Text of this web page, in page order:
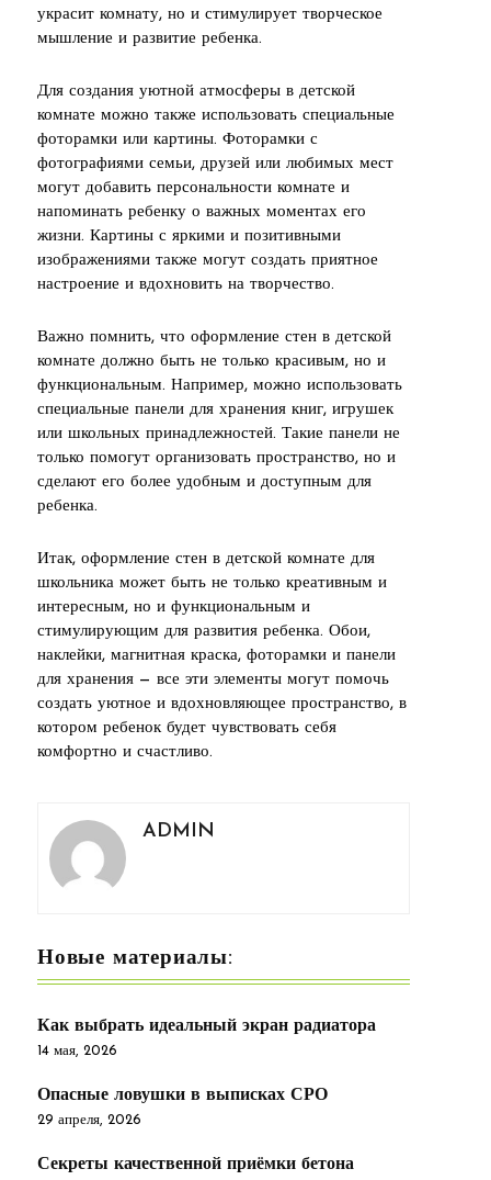
украсит комнату, но и стимулирует творческое
мышление и развитие ребенка.
Для создания уютной атмосферы в детской
комнате можно также использовать специальные
фоторамки или картины. Фоторамки с
фотографиями семьи, друзей или любимых мест
могут добавить персональности комнате и
напоминать ребенку о важных моментах его
жизни. Картины с яркими и позитивными
изображениями также могут создать приятное
настроение и вдохновить на творчество.
Важно помнить, что оформление стен в детской
комнате должно быть не только красивым, но и
функциональным. Например, можно использовать
специальные панели для хранения книг, игрушек
или школьных принадлежностей. Такие панели не
только помогут организовать пространство, но и
сделают его более удобным и доступным для
ребенка.
Итак, оформление стен в детской комнате для
школьника может быть не только креативным и
интересным, но и функциональным и
стимулирующим для развития ребенка. Обои,
наклейки, магнитная краска, фоторамки и панели
для хранения — все эти элементы могут помочь
создать уютное и вдохновляющее пространство, в
котором ребенок будет чувствовать себя
комфортно и счастливо.
ADMIN
Новые материалы:
Как выбрать идеальный экран радиатора
14 мая, 2026
Опасные ловушки в выписках СРО
29 апреля, 2026
Секреты качественной приёмки бетона